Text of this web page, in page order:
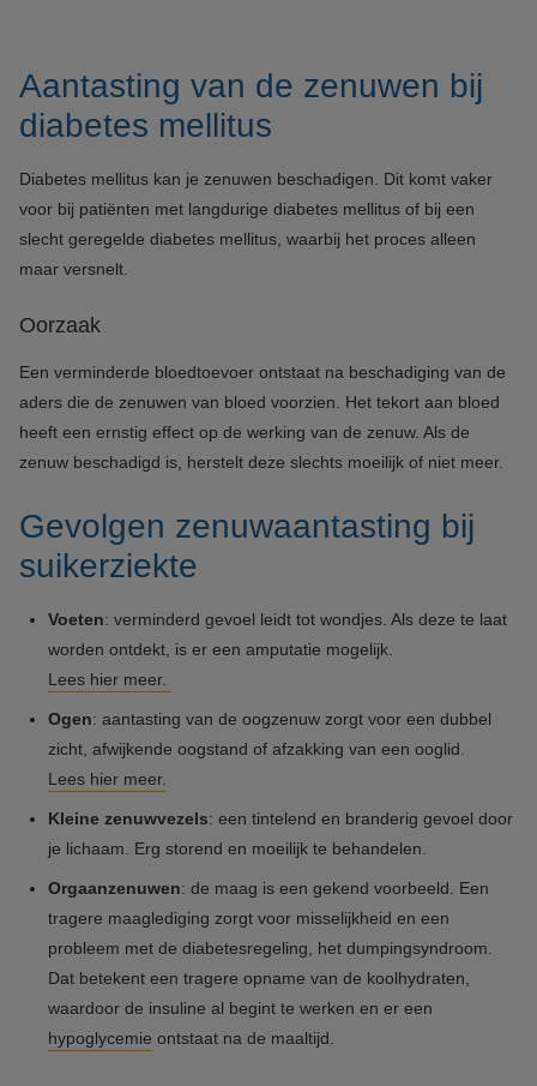
Aantasting van de zenuwen bij
diabetes mellitus
Diabetes mellitus kan je zenuwen beschadigen. Dit komt vaker
voor bij patiënten met langdurige diabetes mellitus of bij een
slecht geregelde diabetes mellitus, waarbij het proces alleen
maar versnelt.
Oorzaak
Een verminderde bloedtoevoer ontstaat na beschadiging van de
aders die de zenuwen van bloed voorzien. Het tekort aan bloed
heeft een ernstig effect op de werking van de zenuw. Als de
zenuw beschadigd is, herstelt deze slechts moeilijk of niet meer.
Gevolgen zenuwaantasting bij
suikerziekte
Voeten: verminderd gevoel leidt tot wondjes. Als deze te laat
worden ontdekt, is er een amputatie mogelijk.
Lees hier meer.
Ogen: aantasting van de oogzenuw zorgt voor een dubbel
zicht, afwijkende oogstand of afzakking van een ooglid.
Lees hier meer.
Kleine zenuwvezels: een tintelend en branderig gevoel door
je lichaam. Erg storend en moeilijk te behandelen.
Orgaanzenuwen: de maag is een gekend voorbeeld. Een
tragere maaglediging zorgt voor misselijkheid en een
probleem met de diabetesregeling, het dumpingsyndroom.
Dat betekent een tragere opname van de koolhydraten,
waardoor de insuline al begint te werken en er een
hypoglycemie ontstaat na de maaltijd.